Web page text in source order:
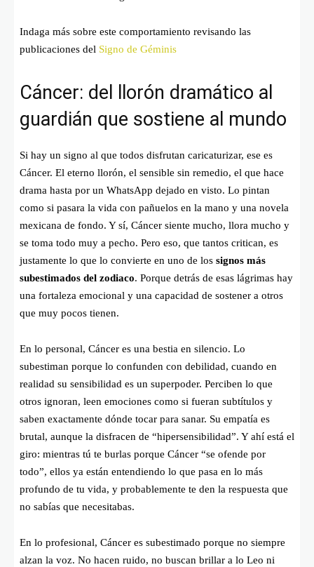
Indaga más sobre este comportamiento revisando las
publicaciones del Signo de Géminis
Cáncer: del llorón dramático al
guardián que sostiene al mundo
Si hay un signo al que todos disfrutan caricaturizar, ese es
Cáncer. El eterno llorón, el sensible sin remedio, el que hace
drama hasta por un WhatsApp dejado en visto. Lo pintan
como si pasara la vida con pañuelos en la mano y una novela
mexicana de fondo. Y sí, Cáncer siente mucho, llora mucho y
se toma todo muy a pecho. Pero eso, que tantos critican, es
justamente lo que lo convierte en uno de los signos más
subestimados del zodiaco. Porque detrás de esas lágrimas hay
una fortaleza emocional y una capacidad de sostener a otros
que muy pocos tienen.
En lo personal, Cáncer es una bestia en silencio. Lo
subestiman porque lo confunden con debilidad, cuando en
realidad su sensibilidad es un superpoder. Perciben lo que
otros ignoran, leen emociones como si fueran subtítulos y
saben exactamente dónde tocar para sanar. Su empatía es
brutal, aunque la disfracen de “hipersensibilidad”. Y ahí está el
giro: mientras tú te burlas porque Cáncer “se ofende por
todo”, ellos ya están entendiendo lo que pasa en lo más
profundo de tu vida, y probablemente te den la respuesta que
no sabías que necesitabas.
En lo profesional, Cáncer es subestimado porque no siempre
alzan la voz. No hacen ruido, no buscan brillar a lo Leo ni